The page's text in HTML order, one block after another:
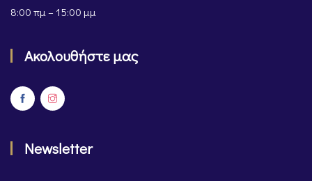
8:00 πμ – 15:00 μμ
Ακολουθήστε μας
Newsletter